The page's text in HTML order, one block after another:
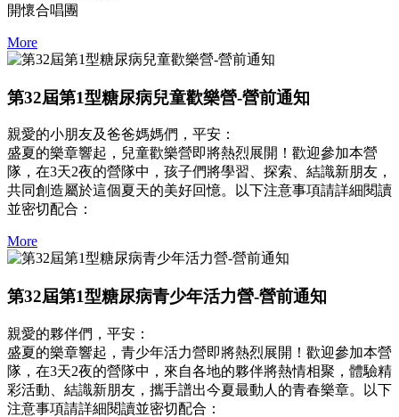
開懷合唱團
More
第32屆第1型糖尿病兒童歡樂營-營前通知
親愛的小朋友及爸爸媽媽們，平安：
盛夏的樂章響起，兒童歡樂營即將熱烈展開！歡迎參加本營
隊，在3天2夜的營隊中，孩子們將學習、探索、結識新朋友，
共同創造屬於這個夏天的美好回憶。以下注意事項請詳細閱讀
並密切配合：
More
第32屆第1型糖尿病青少年活力營-營前通知
親愛的夥伴們，平安：
盛夏的樂章響起，青少年活力營即將熱烈展開！歡迎參加本營
隊，在3天2夜的營隊中，來自各地的夥伴將熱情相聚，體驗精
彩活動、結識新朋友，攜手譜出今夏最動人的青春樂章。以下
注意事項請詳細閱讀並密切配合：